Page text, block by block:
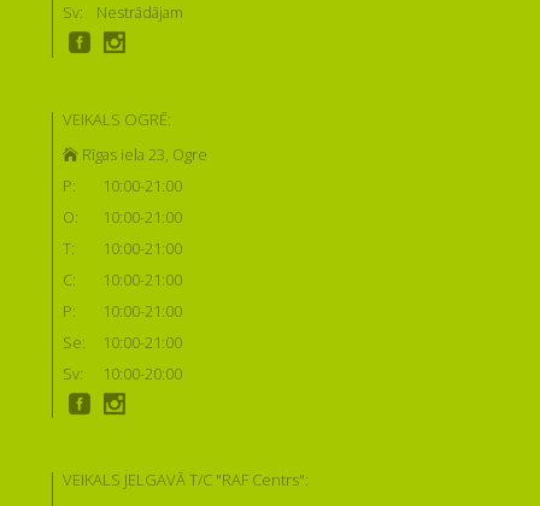
Sv:
Nestrādājam
VEIKALS OGRĒ:
Rīgas iela 23, Ogre
P:
10:00-21:00
O:
10:00-21:00
T:
10:00-21:00
C:
10:00-21:00
P:
10:00-21:00
Se:
10:00-21:00
Sv:
10:00-20:00
VEIKALS JELGAVĀ T/C "RAF Centrs":